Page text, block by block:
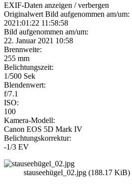
EXIF-Daten anzeigen / verbergen
Originalwert Bild aufgenommen am/um:
2021:01:22 11:58:58
Bild aufgenommen am/um:
22. Januar 2021 10:58
Brennweite:
255 mm
Belichtungszeit:
1/500 Sek
Blendenwert:
f/7.1
ISO:
100
Kamera-Modell:
Canon EOS 5D Mark IV
Belichtungskorrektur:
-1/3 EV
stauseehügel_02.jpg (188.17